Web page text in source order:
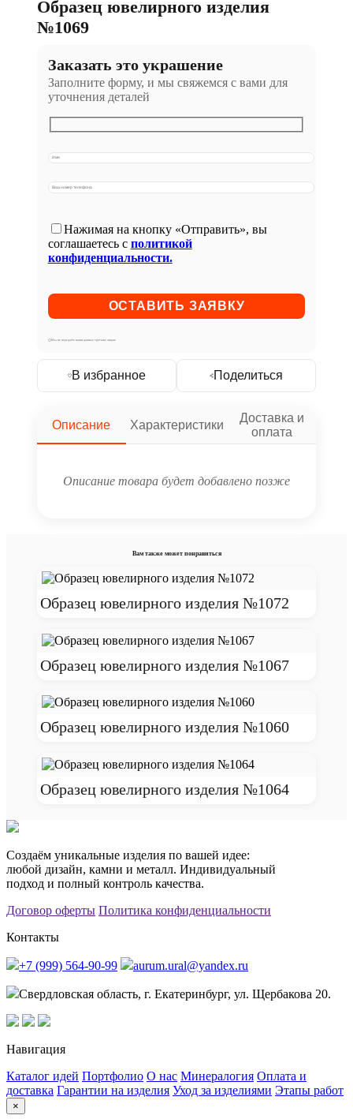
Образец ювелирного изделия
№1069
Заказать это украшение
Заполните форму, и мы свяжемся с вами для
уточнения деталей
Нажимая на кнопку «Отправить», вы
соглашаетесь с политикой
конфиденциальности.
Мы не передаём ваши данные третьим лицам
В избранное Поделиться
Описание Характеристики
Доставка и
оплата
Описание товара будет добавлено позже
Вам также может понравиться
Образец ювелирного изделия №1072
Образец ювелирного изделия №1067
Образец ювелирного изделия №1060
Образец ювелирного изделия №1064
Создаём уникальные изделия по вашей идее:
любой дизайн, камни и металл. Индивидуальный
подход и полный контроль качества.
Договор оферты Политика конфиденциальности
Контакты
+7 (999) 564-90-99 aurum.ural@yandex.ru
Свердловская область, г. Екатеринбург, ул. Щербакова 20.
Навигация
Каталог идей Портфолио О нас Минералогия Оплата и
доставка Гарантии на изделия Уход за изделиями Этапы работ
×